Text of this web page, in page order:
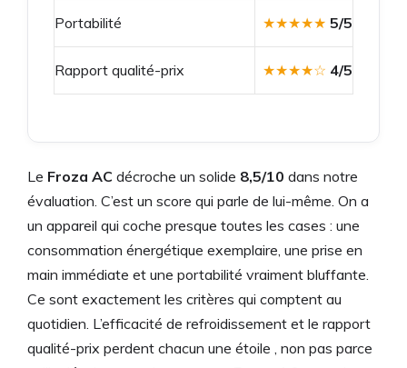
Portabilité ★★★★★ 5/5
Rapport qualité-prix ★★★★☆ 4/5
Le Froza AC décroche un solide 8,5/10 dans notre
évaluation. C’est un score qui parle de lui-même. On a
un appareil qui coche presque toutes les cases : une
consommation énergétique exemplaire, une prise en
main immédiate et une portabilité vraiment bluffante.
Ce sont exactement les critères qui comptent au
quotidien. L’efficacité de refroidissement et le rapport
qualité-prix perdent chacun une étoile , non pas parce